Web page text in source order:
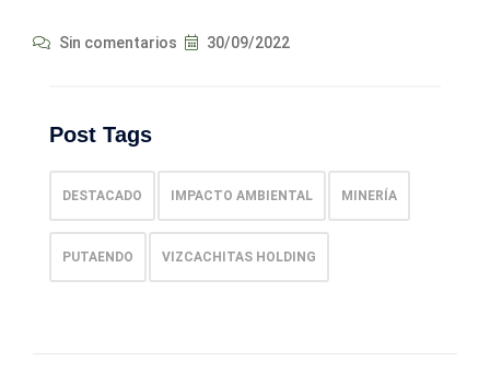
Sin comentarios 30/09/2022
Post Tags
DESTACADO IMPACTO AMBIENTAL MINERÍA
PUTAENDO VIZCACHITAS HOLDING